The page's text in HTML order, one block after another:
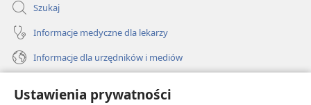
Ustawienia prywatności
Szukaj
Informacje medyczne dla lekarzy
Informacje dla urzędników i mediów